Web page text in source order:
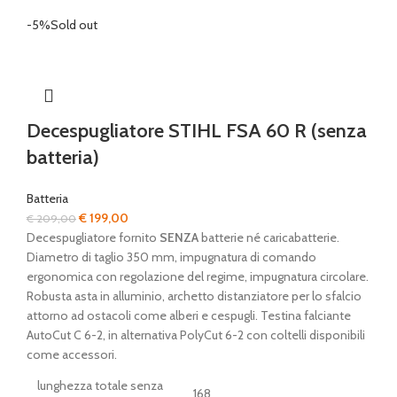
-5%Sold out
Decespugliatore STIHL FSA 60 R (senza
batteria)
Batteria
€209,00Il
prezzo
originale
era:
€ 209,00.
€199,00
prezzo
attuale
è:
€ 199,00.
Decespugliatore fornito SENZAbatterie né caricabatterie.
Diametro di taglio 350 mm, impugnatura di comando
ergonomica con regolazione del regime, impugnatura circolare.
Robusta asta in alluminio, archetto distanziatore per lo sfalcio
attorno ad ostacoli come alberi e cespugli. Testina falciante
AutoCut C 6-2, in alternativa PolyCut 6-2 con coltelli disponibili
come accessori.
lunghezza totale senza
168